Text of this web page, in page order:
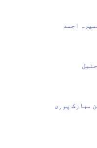
احمد
مبارک پوری